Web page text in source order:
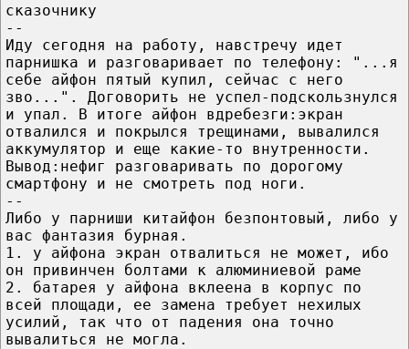
сказочнику
--
Иду сегодня на работу, навстречу идет
парнишка и разговаривает по телефону: "...я
себе айфон пятый купил, сейчас с него
зво...". Договорить не успел-подскользнулся
и упал. В итоге айфон вдребезги:экран
отвалился и покрылся трещинами, вывалился
аккумулятор и еще какие-то внутренности.
Вывод:нефиг разговаривать по дорогому
смартфону и не смотреть под ноги.
--
Либо у парниши китайфон безпонтовый, либо у
вас фантазия бурная.
1. у айфона экран отвалиться не может, ибо
он привинчен болтами к алюминиевой раме
2. батарея у айфона вклеена в корпус по
всей площади, ее замена требует нехилых
усилий, так что от падения она точно
вывалиться не могла.